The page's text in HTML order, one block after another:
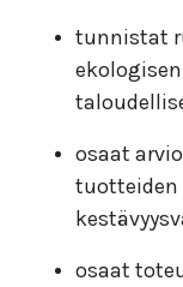
tunnistat
osaat
tuotteiden
osaat